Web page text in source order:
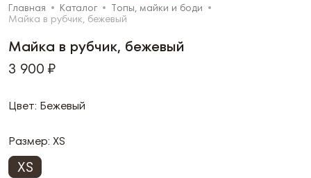
Главная Каталог
Топы, майки и боди
Майка в рубчик, бежевый
Майка в рубчик, бежевый
3 900 ₽
Цвет: Бежевый
Размер: XS
XS